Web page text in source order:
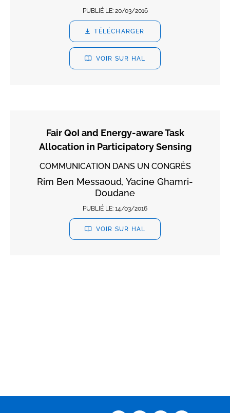
PUBLIÉ LE: 20/03/2016
TÉLÉCHARGER
VOIR SUR HAL
Fair QoI and Energy-aware Task
Allocation in Participatory Sensing
COMMUNICATION DANS UN CONGRÈS
Rim Ben Messaoud, Yacine Ghamri-
Doudane
PUBLIÉ LE: 14/03/2016
VOIR SUR HAL